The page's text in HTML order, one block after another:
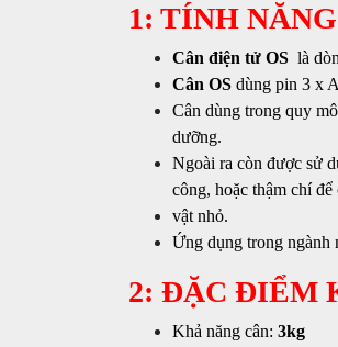
1: TÍNH
Cân điện tử OS là
Cân OS dùng pin 3 x
Cân dùng trong quy
dưỡng.
Ngoài ra còn được sử
công, hoặc thậm chí để
vật nhỏ.
Ứng dụng trong
2: ĐẶC ĐIỂM
Khả năng cân: 3kg